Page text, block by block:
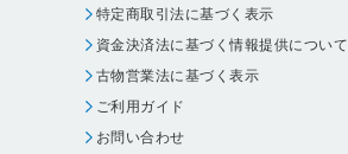
特定商取引法に基づく表示
資金決済法に基づく情報提供について
古物営業法に基づく表示
ご利用ガイド
お問い合わせ